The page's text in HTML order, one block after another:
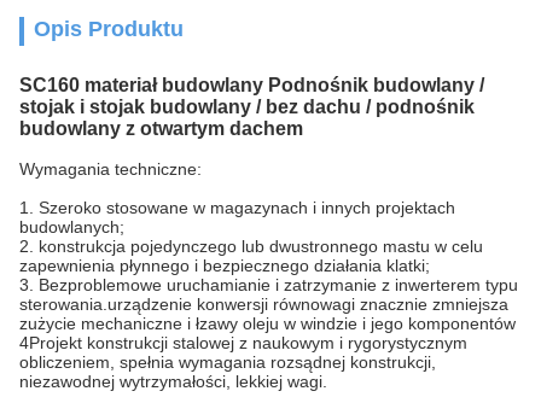
Opis Produktu
SC160 materiał budowlany Podnośnik budowlany /
stojak i stojak budowlany / bez dachu / podnośnik
budowlany z otwartym dachem
Wymagania techniczne:
1. Szeroko stosowane w magazynach i innych projektach
budowlanych;
2. konstrukcja pojedynczego lub dwustronnego mastu w celu
zapewnienia płynnego i bezpiecznego działania klatki;
3. Bezproblemowe uruchamianie i zatrzymanie z inwerterem typu
sterowania. urządzenie konwersji równowagi znacznie zmniejsza
zużycie mechaniczne i łzawy oleju w windzie i jego komponentów
4Projekt konstrukcji stalowej z naukowym i rygorystycznym
obliczeniem, spełnia wymagania rozsądnej konstrukcji,
niezawodnej wytrzymałości, lekkiej wagi.